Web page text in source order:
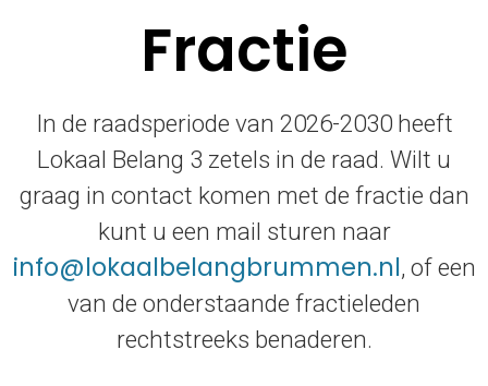
Fractie
In de raadsperiode van 2026-2030 heeft
Lokaal Belang 3 zetels in de raad. Wilt u
graag in contact komen met de fractie dan
kunt u een mail sturen naar
info@lokaalbelangbrummen.nl, of een
van de onderstaande fractieleden
rechtstreeks benaderen.